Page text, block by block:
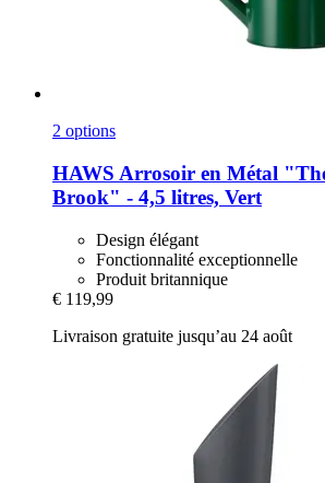
2 options
HAWS Arrosoir en Métal
Brook" -​ 4,5 litres, Vert
Design élégant
Fonctionnalité exceptionnelle
Produit britannique
€ 119,99
Livraison gratuite jusqu’au 24 août